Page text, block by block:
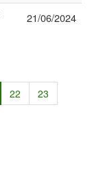
21/06/2024
22
23